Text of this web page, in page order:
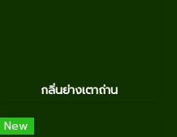
กลิ่นย่างเตาถ่าน
New